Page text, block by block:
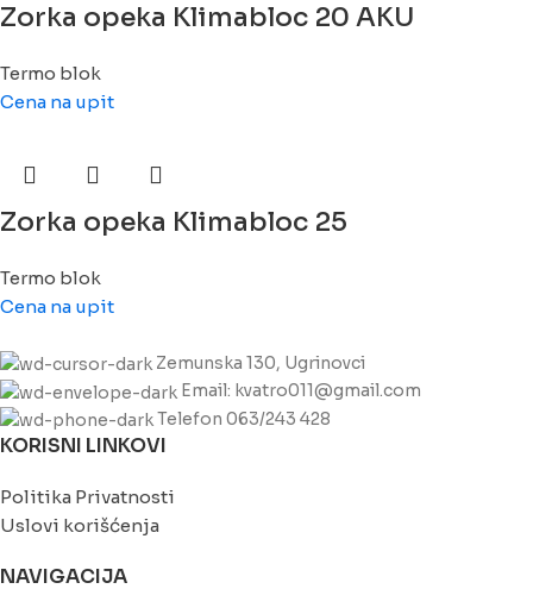
Zorka opeka Klimabloc 20 AKU
Termo blok
Cena na upit
Zorka opeka Klimabloc 25
Termo blok
Cena na upit
Zemunska 130, Ugrinovci
Email: kvatro011@gmail.com
Telefon 063/243 428
KORISNI LINKOVI
Politika Privatnosti
Uslovi korišćenja
NAVIGACIJA